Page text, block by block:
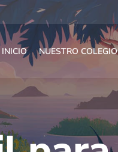
INICIO NUESTRO COLEGIO